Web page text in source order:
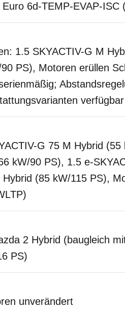
6d-TEMP-EVAP-ISC
1.5 SKYACTIV-G M
PS), Motoren erüllen
verfügbar
G 75 M Hybrid
kW/90 PS), 1.5 e-
(85 kW/115 PS),
2 Hybrid (baugleich
PS)
unverändert